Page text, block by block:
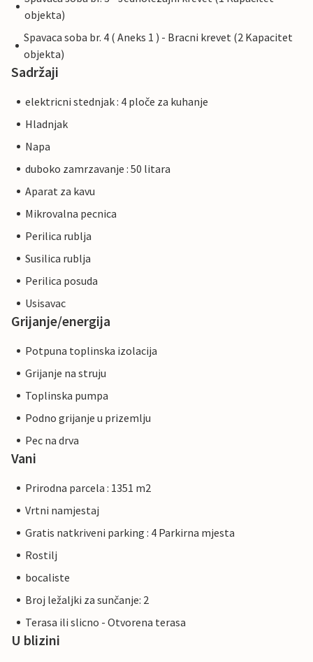
objekta)
Spavaca soba br. 4 ( Aneks 1 ) - Bracni krevet (2 Kapacitet
objekta)
Sadržaji
elektricni stednjak : 4 ploče za kuhanje
Hladnjak
Napa
duboko zamrzavanje : 50 litara
Aparat za kavu
Mikrovalna pecnica
Perilica rublja
Susilica rublja
Perilica posuda
Usisavac
Grijanje/energija
Potpuna toplinska izolacija
Grijanje na struju
Toplinska pumpa
Podno grijanje u prizemlju
Pec na drva
Vani
Prirodna parcela : 1351 m2
Vrtni namjestaj
Gratis natkriveni parking : 4 Parkirna mjesta
Rostilj
bocaliste
Broj ležaljki za sunčanje: 2
Terasa ili slicno - Otvorena terasa
U blizini